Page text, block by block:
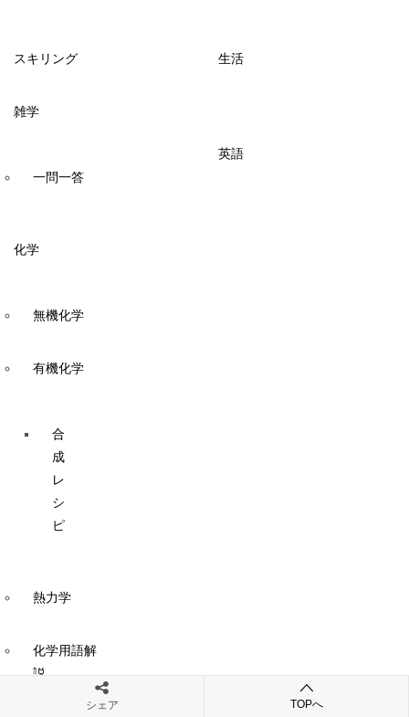
スキリング 生活
雑学
一問一答
英語
化学
無機化学
有機化学
合
成
レ
シ
ピ
熱力学
化学用語解
説
シェア TOPへ